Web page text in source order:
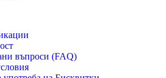
въпроси (FAQ)